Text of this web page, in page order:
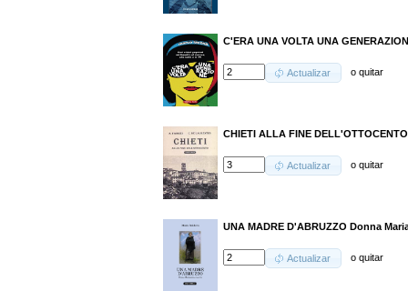
C'ERA UNA VOLTA UNA
Actualizar oquitar
CHIETI ALLA FINE DELL'OTTOCENTO
Actualizar oquitar
UNA MADRE D'ABRUZZO Donna
Actualizar oquitar